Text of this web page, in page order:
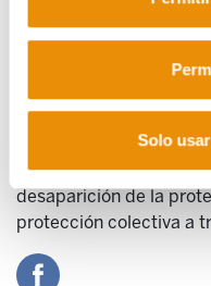
Solo
como camino a la
Profesora titular de
hacia la precariedad;
contratación temporal
modificar las
desaparición de la
protección colectiva a